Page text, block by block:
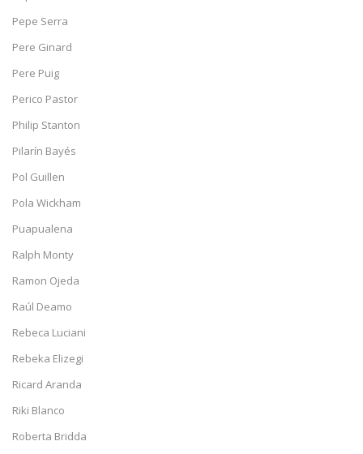
Pepe Serra
Pere Ginard
Pere Puig
Perico Pastor
Philip Stanton
Pilarín Bayés
Pol Guillen
Pola Wickham
Puapualena
Ralph Monty
Ramon Ojeda
Raúl Deamo
Rebeca Luciani
Rebeka Elizegi
Ricard Aranda
Riki Blanco
Roberta Bridda